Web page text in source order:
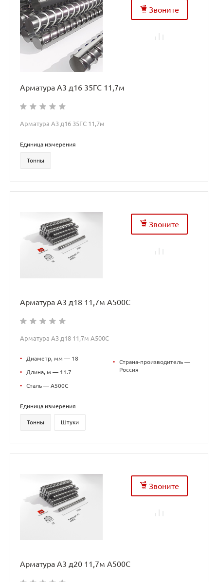
Звоните
Арматура А3 д16 35ГС 11,7м
Арматура А3 д16 35ГС 11,7м
Единица измерения
Тонны
Звоните
Арматура А3 д18 11,7м А500С
Арматура А3 д18 11,7м А500С
• Диаметр, мм — 18
• Длина, м — 11.7
• Сталь — А500С
•
Страна-производитель —
Россия
Единица измерения
Тонны Штуки
Звоните
Арматура А3 д20 11,7м А500С